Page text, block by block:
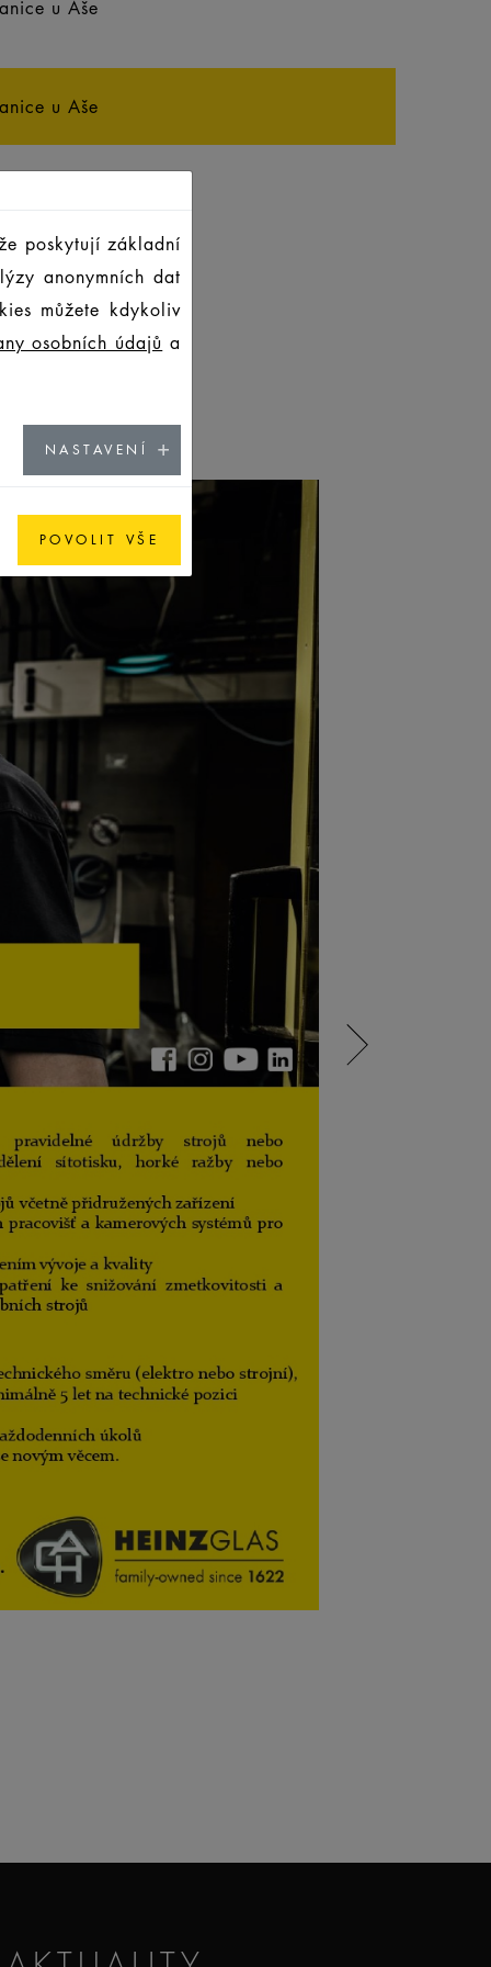
u Aše
u Aše
poskytují základní
anonymních dat
můžete kdykoliv
osobních údajů a
NASTAVENÍ
POVOLIT VŠE